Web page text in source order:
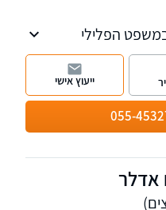
הפלילי
עבירות סמים,
דיני עבודה
055-
ייעוץ אישי
אדלר